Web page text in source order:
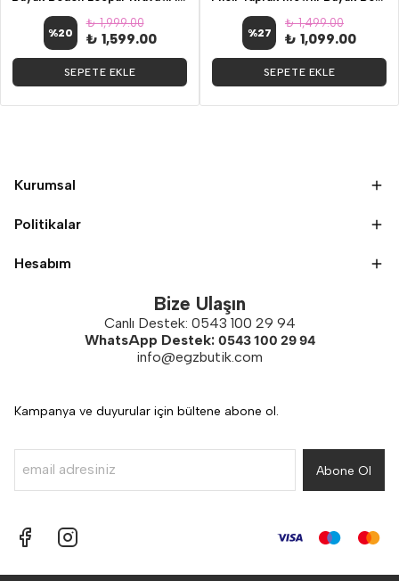
%20
₺ 1,999.00
₺ 1,599.00
SEPETE EKLE
%27
₺ 1,499.00
₺ 1,099.00
SEPETE EKLE
Kurumsal
Politikalar
Hesabım
Bize Ulaşın
Canlı Destek: 0543 100 29 94
WhatsApp Destek: 0543 100 29 94
info@egzbutik.com
Kampanya ve duyurular için bültene abone ol.
Abone Ol